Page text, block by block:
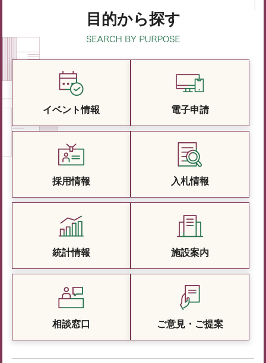
目的から探す
イベント情報 電子申請
採用情報 入札情報
統計情報 施設案内
相談窓口 ご意見・ご提案